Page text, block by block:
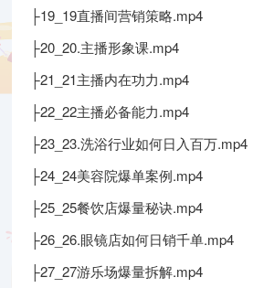
├19_19直播间营销策略.mp4
├20_20.主播形象课.mp4
├21_21主播内在功力.mp4
├22_22主播必备能力.mp4
├23_23.洗浴行业如何日入百万.mp4
├24_24美容院爆单案例.mp4
├25_25餐饮店爆量秘诀.mp4
├26_26.眼镜店如何日销千单.mp4
├27_27游乐场爆量拆解.mp4